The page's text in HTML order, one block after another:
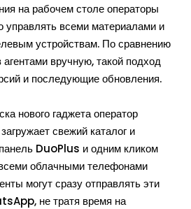
на рабочем столе операторы
управлять всеми материалами и
устройствам. По сравнению
вручную, такой подход
и последующие обновления.
нового гаджета оператор
свежий каталог и
DuoPlus и одним кликом
облачными телефонами
могут сразу отправлять эти
не тратя время на